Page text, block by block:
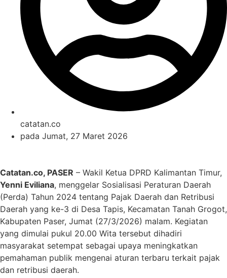
catatan.co
pada Jumat, 27 Maret 2026
Catatan.co, PASER – Wakil Ketua DPRD Kalimantan Timur,
Yenni Eviliana, menggelar Sosialisasi Peraturan Daerah
(Perda) Tahun 2024 tentang Pajak Daerah dan Retribusi
Daerah yang ke-3 di Desa Tapis, Kecamatan Tanah Grogot,
Kabupaten Paser, Jumat (27/3/2026) malam. Kegiatan
yang dimulai pukul 20.00 Wita tersebut dihadiri
masyarakat setempat sebagai upaya meningkatkan
pemahaman publik mengenai aturan terbaru terkait pajak
dan retribusi daerah.